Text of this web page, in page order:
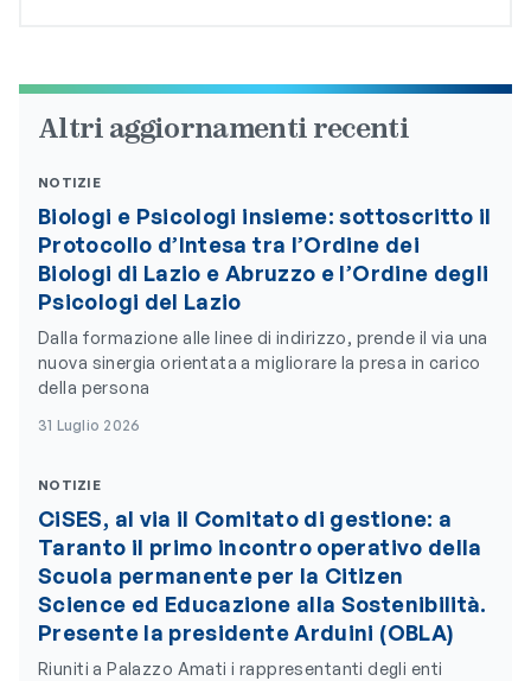
Altri aggiornamenti recenti
NOTIZIE
Biologi e Psicologi insieme: sottoscritto il
Protocollo d’Intesa tra l’Ordine dei
Biologi di Lazio e Abruzzo e l’Ordine degli
Psicologi del Lazio
Dalla formazione alle linee di indirizzo, prende il via una
nuova sinergia orientata a migliorare la presa in carico
della persona
31 Luglio 2026
NOTIZIE
CiSES, al via il Comitato di gestione: a
Taranto il primo incontro operativo della
Scuola permanente per la Citizen
Science ed Educazione alla Sostenibilità.
Presente la presidente Arduini (OBLA)
Riuniti a Palazzo Amati i rappresentanti degli enti